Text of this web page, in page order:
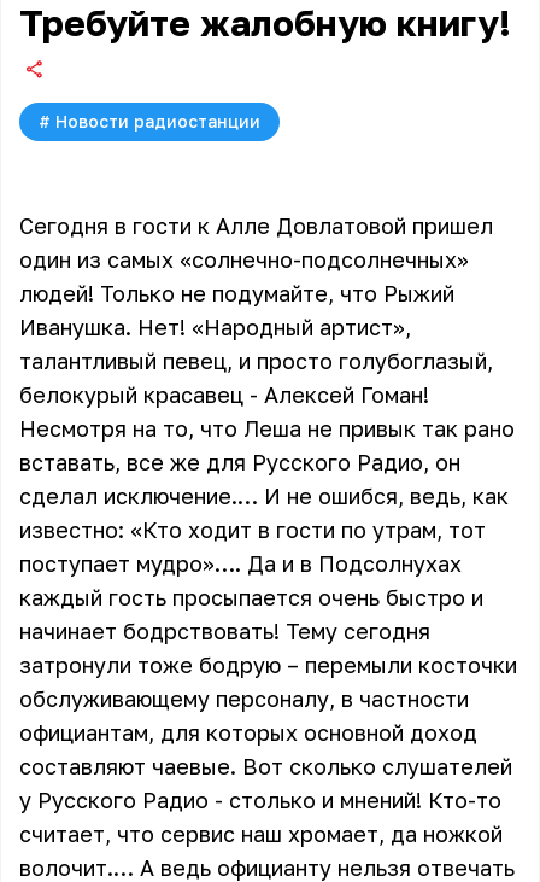
Требуйте жалобную книгу!
# Новости радиостанции
Сегодня в гости к Алле Довлатовой пришел
один из самых «солнечно-подсолнечных»
людей! Только не подумайте, что Рыжий
Иванушка. Нет! «Народный артист»,
талантливый певец, и просто голубоглазый,
белокурый красавец - Алексей Гоман!
Несмотря на то, что Леша не привык так рано
вставать, все же для Русского Радио, он
сделал исключение.… И не ошибся, ведь, как
известно: «Кто ходит в гости по утрам, тот
поступает мудро»…. Да и в Подсолнухах
каждый гость просыпается очень быстро и
начинает бодрствовать! Тему сегодня
затронули тоже бодрую – перемыли косточки
обслуживающему персоналу, в частности
официантам, для которых основной доход
составляют чаевые. Вот сколько слушателей
у Русского Радио - столько и мнений! Кто-то
считает, что сервис наш хромает, да ножкой
волочит.… А ведь официанту нельзя отвечать